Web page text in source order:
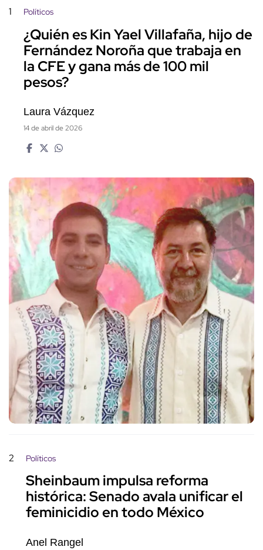
1 Políticos
¿Quién es Kin Yael Villafaña, hijo de
Fernández Noroña que trabaja en
la CFE y gana más de 100 mil
pesos?
Laura Vázquez
14 de abril de 2026
2 Políticos
Sheinbaum impulsa reforma
histórica: Senado avala unificar el
feminicidio en todo México
Anel Rangel